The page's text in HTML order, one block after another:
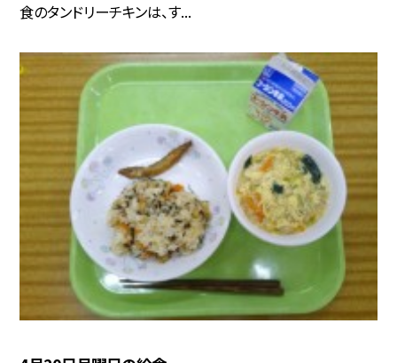
食のタンドリーチキンは、す...